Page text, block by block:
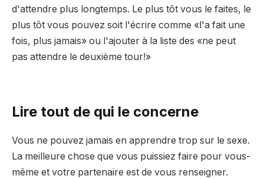
d'attendre plus longtemps. Le plus tôt vous le faites, le
plus tôt vous pouvez soit l'écrire comme «l'a fait une
fois, plus jamais» ou l'ajouter à la liste des «ne peut
pas attendre le deuxième tour!»
Lire tout de qui le concerne
Vous ne pouvez jamais en apprendre trop sur le sexe.
La meilleure chose que vous puissiez faire pour vous-
même et votre partenaire est de vous renseigner.